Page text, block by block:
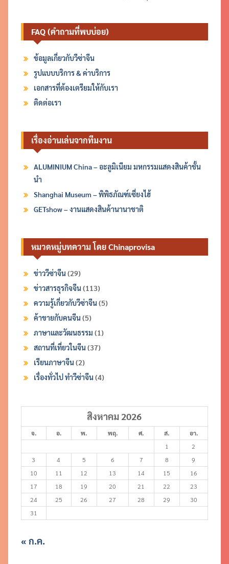
FAQ (คำถามที่พบบ่อย)
ข้อมูลเกี่ยวกับวีซ่าจีน
รูปแบบบริการ & ค่าบริการ
เอกสารที่ต้องเตรียมให้กับเรา
ติดต่อเรา
เรื่องอ่านเล่นจากทีมงาน
ALUMINIUM China – อะลูมิเนียม มหกรรมแสดงสินค้าชั้น
นำ
Shanghai Museum – พิพิธภัณฑ์เซี่ยงไฮ้
GETshow – งานแสดงสินค้านานาชาติ
หมวดหมู่บทความ โดย Chinaprovisa
ข่าววีซ่าจีน(29)
ข่าวสารธุรกิจจีน(113)
ความรู้เกี่ยวกับวีซ่าจีน(5)
ค้าขายกับคนจีน(5)
ภาษาและวัฒนธรรม (1)
สถานที่เที่ยวในจีน(37)
เรียนภาษาจีน(2)
เรื่องทั่วไป ทำวีซ่าจีน(4)
สิงหาคม 2026
จ. อ. พ. พฤ. ศ. ส.
อา.
1
2
3
4 5 6 7 8
9
10
11 12 13 14 15
16
17
18 19 20 21 22
23
24
25 26 27 28 29
30
31
« ก.ค.